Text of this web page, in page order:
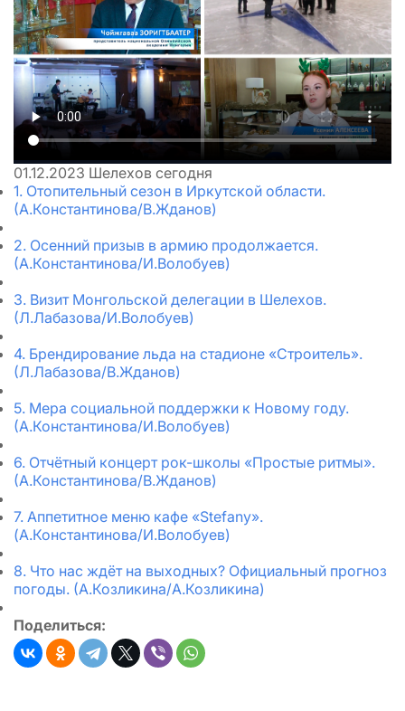
01.12.2023 Шелехов сегодня
1. Отопительный сезон в Иркутской области.
(А.Константинова/В.Жданов)
2. Осенний призыв в армию продолжается.
(А.Константинова/И.Волобуев)
3. Визит Монгольской делегации в Шелехов.
(Л.Лабазова/И.Волобуев)
4. Брендирование льда на стадионе «Строитель».
(Л.Лабазова/В.Жданов)
5. Мера социальной поддержки к Новому году.
(А.Константинова/И.Волобуев)
6. Отчётный концерт рок-школы «Простые ритмы».
(А.Константинова/В.Жданов)
7. Аппетитное меню кафе «Stefany».
(А.Константинова/И.Волобуев)
8. Что нас ждёт на выходных? Официальный прогноз
погоды. (А.Козликина/А.Козликина)
Поделиться: